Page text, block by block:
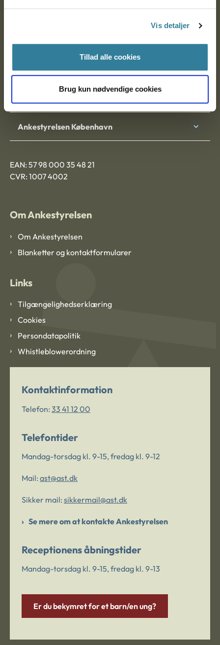
Vis detaljer
Tillad alle cookies
Brug kun nødvendige cookies
Ankestyrelsen
Nytorv 7, 2. sal
Ankestyrelsen København
EAN: 57 98 000 35 48 21
CVR: 1007 4002
Om Ankestyrelsen
Om Ankestyrelsen
Blanketter og kontaktformularer
Links
Tilgængelighedserklæring
Cookies
Persondatapolitik
Whistleblowerordning
Kontaktinformation
Telefon: 33 41 12 00
Telefontider
Mandag-torsdag kl. 9-15, fredag kl. 9-12
Mail: ast@ast.dk
Sikker mail: sikkermail@ast.dk
Se mere om at kontakte Ankestyrelsen
Receptionens åbningstider
Mandag-torsdag kl. 9-15, fredag kl. 9-13
Er du bekymret for et barn/en ung?